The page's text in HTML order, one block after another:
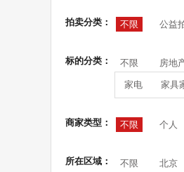
拍卖分类： 不限 公益
标的分类： 不限 房地
家电 家具
商家类型： 不限 个人
所在区域： 不限 北京